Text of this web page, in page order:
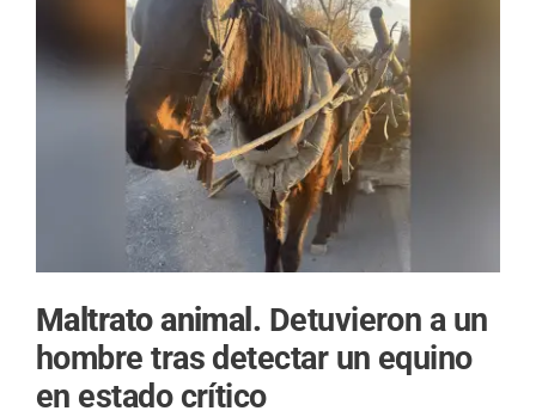
Maltrato animal. Detuvieron a un
hombre tras detectar un equino
en estado crítico